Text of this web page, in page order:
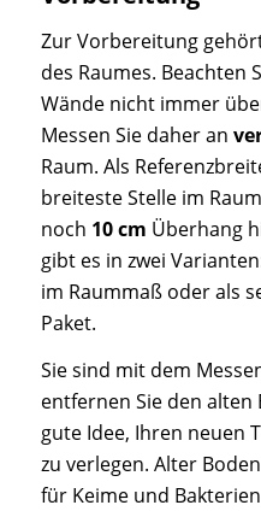
Zur Vorbereitung
des Raumes. Beachten
Wände nicht immer
Messen Sie daher an
Raum. Als
breiteste Stelle im
noch 10 cm Überhang
gibt es in zwei
im Raummaß oder als
Paket.
Sie sind mit dem
entfernen Sie den alten
gute Idee, Ihren neuen
zu verlegen. Alter
für Keime und